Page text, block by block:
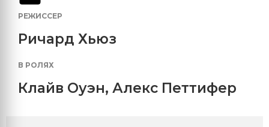
РЕЖИССЕР
Ричард Хьюз
В РОЛЯХ
Клайв Оуэн, Алекс Петтифер